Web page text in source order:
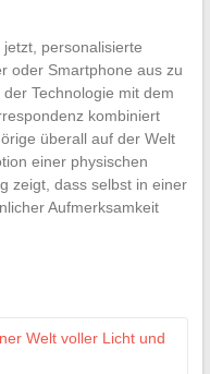
personalisierte
oder Smartphone aus zu
Technologie mit dem
kombiniert
überall auf der Welt
einer physischen
zeigt, dass selbst in einer
Aufmerksamkeit
Welt voller Licht und